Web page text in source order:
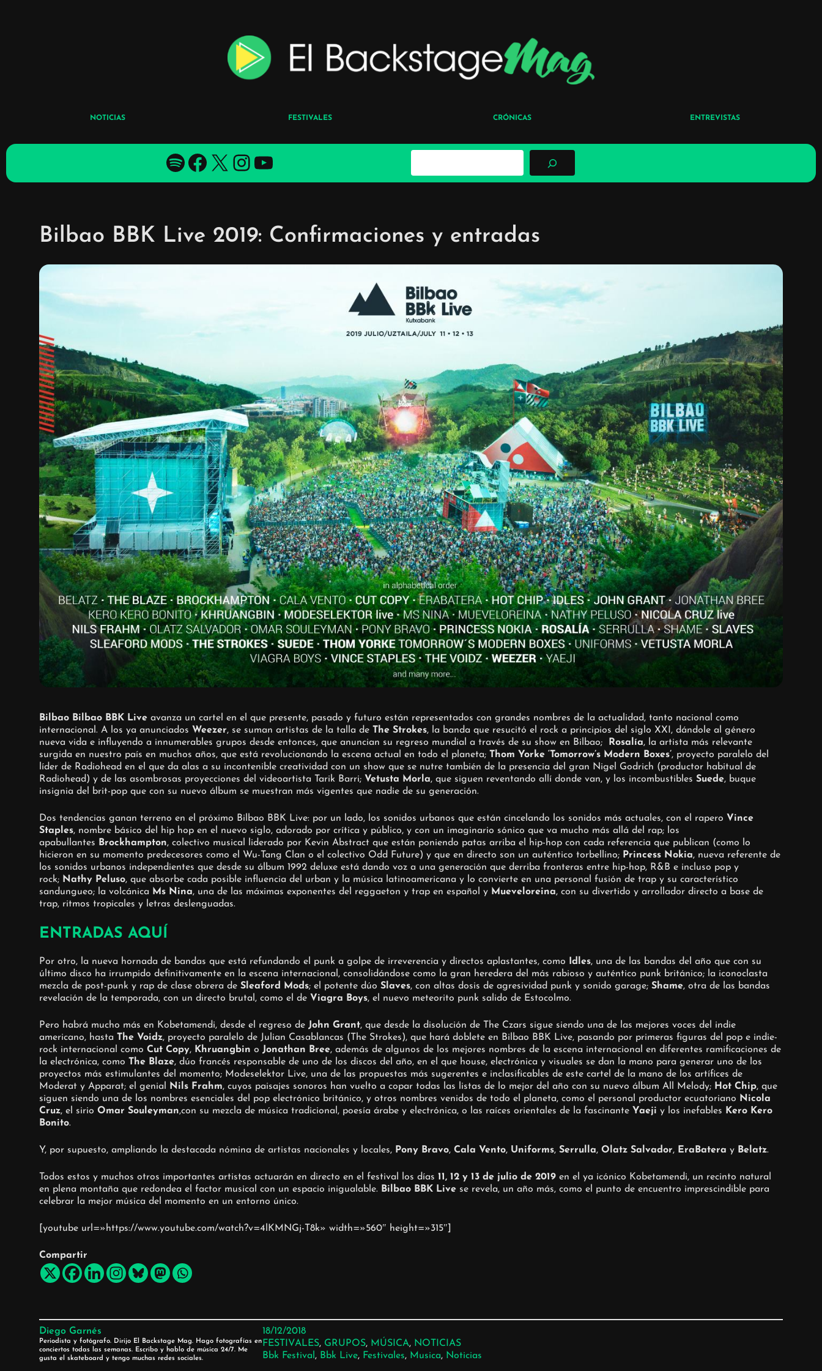
NOTICIAS FESTIVALES CRÓNICAS ENTREVISTAS
Spotify Facebook X YouTube YouTube
B
c
Bilbao BBK Live 2019: Confirmaciones y entradas
Bilbao Bilbao BBK Liveavanza un cartel en el que presente, pasado y futuro están representados con grandes nombres de la actualidad, tanto nacional como
internacional. A los ya anunciados Weezer, se suman artistas de la talla de The Strokes, la banda que resucitó el rock a principios del siglo XXI, dándole al género
nueva vida e influyendo a innumerables grupos desde entonces, que anuncian su regreso mundial a través de su show en Bilbao;
Rosalía, la artista más relevante
surgida en nuestro país en muchos años, que está revolucionando la escena actual en todo el planeta; Thom Yorke ‘Tomorrow’s Modern Boxes’, proyecto paralelo del
líder de Radiohead en el que da alas a su incontenible creatividad con un show que se nutre también de la presencia del gran Nigel Godrich (productor habitual de
Radiohead) y de las asombrosas proyecciones del videoartista Tarik Barri; Vetusta Morla, que siguen reventando allí donde van, y los incombustibles Suede, buque
insignia del brit-pop que con su nuevo álbum se muestran más vigentes que nadie de su generación.
Dos tendencias ganan terreno en el próximo Bilbao BBK Live: por un lado, los sonidos urbanos que están cincelando los sonidos más actuales, con el rapero Vince
Staples, nombre básico del hip hop en el nuevo siglo, adorado por crítica y público, y con un imaginario sónico que va mucho más allá del rap; los
apabullantes Brockhampton, colectivo musical liderado por Kevin Abstract que están poniendo patas arriba el hip-hop con cada referencia que publican (como lo
hicieron en su momento predecesores como el Wu-Tang Clan o el colectivo Odd Future) y que en directo son un auténtico torbellino; Princess Nokia, nueva referente de
los sonidos urbanos independientes que desde su álbum 1992 deluxe está dando voz a una generación que derriba fronteras entre hip-hop, R&B e incluso pop y
rock; Nathy Peluso, que absorbe cada posible influencia del urban y la música latinoamericana y lo convierte en una personal fusión de trap y su característico
sandungueo; la volcánica Ms Nina, una de las máximas exponentes del reggaeton y trap en español y Mueveloreina, con su divertido y arrollador directo a base de
trap, ritmos tropicales y letras deslenguadas.
ENTRADAS AQUÍ
Por otro, la nueva hornada de bandas que está refundando el punk a golpe de irreverencia y directos aplastantes, como Idles, una de las bandas del año que con su
último disco ha irrumpido definitivamente en la escena internacional, consolidándose como la gran heredera del más rabioso y auténtico punk británico; la iconoclasta
mezcla de post-punk y rap de clase obrera de Sleaford Mods; el potente dúo Slaves, con altas dosis de agresividad punk y sonido garage; Shame, otra de las bandas
revelación de la temporada, con un directo brutal, como el de Viagra Boys, el nuevo meteorito punk salido de Estocolmo.
Pero habrá mucho más en Kobetamendi, desde el regreso de John Grant, que desde la disolución de The Czars sigue siendo una de las mejores voces del indie
americano, hasta The Voidz, proyecto paralelo de Julian Casablancas (The Strokes), que hará doblete en Bilbao BBK Live, pasando por primeras figuras del pop e indie-
rock internacional como Cut Copy, Khruangbin o Jonathan Bree, además de algunos de los mejores nombres de la escena internacional en diferentes ramificaciones de
la electrónica, como The Blaze, dúo francés responsable de uno de los discos del año, en el que house, electrónica y visuales se dan la mano para generar uno de los
proyectos más estimulantes del momento; Modeselektor Live, una de las propuestas más sugerentes e inclasificables de este cartel de la mano de los artífices de
Moderat y Apparat; el genial
Nils Frahm, cuyos paisajes sonoros han vuelto a copar todas las listas de lo mejor del año con su nuevo álbum All Melody; Hot Chip, que
siguen siendo una de los nombres esenciales del pop electrónico británico, y otros nombres venidos de todo el planeta, como el personal productor ecuatoriano Nicola
Cruz, el sirio Omar Souleyman,con su mezcla de música tradicional, poesía árabe y electrónica, o las raíces orientales de la fascinante Yaeji y los inefables Kero Kero
Bonito.
Y, por supuesto, ampliando la destacada nómina de artistas nacionales y locales, Pony Bravo, Cala Vento, Uniforms, Serrulla, Olatz Salvador, EraBatera y Belatz.
Todos estos y muchos otros importantes artistas actuarán en directo en el festival los días 11, 12 y 13 de julio de 2019en el ya icónico Kobetamendi, un recinto natural
en plena montaña que redondea el factor musical con un espacio inigualable. Bilbao BBK Livese revela, un año más, como el punto de encuentro imprescindible para
celebrar la mejor música del momento en un entorno único.
[youtube url=»https://www.youtube.com/watch?v=4lKMNGj-T8k» width=»560″ height=»315″]
Compartir
Diego Garnés
Periodista y fotógrafo. Dirijo El Backstage Mag. Hago fotografías en
conciertos todas las semanas. Escribo y hablo de música 24/7. Me
gusta el skateboard y tengo muchas redes sociales.
18/12/2018
FESTIVALES, GRUPOS, MÚSICA, NOTICIAS
Bbk Festival , Bbk Live, Festivales, Musica, Noticias